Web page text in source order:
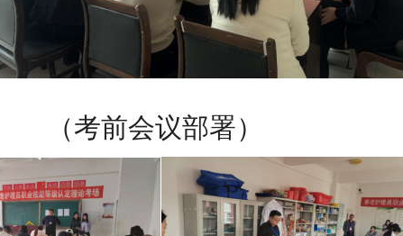
（考前会议部署）